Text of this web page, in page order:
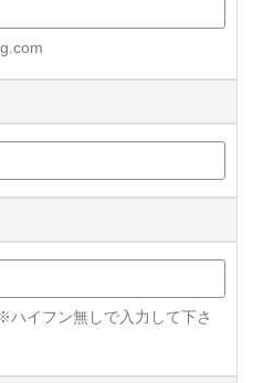
イフン無しで入力して下さ